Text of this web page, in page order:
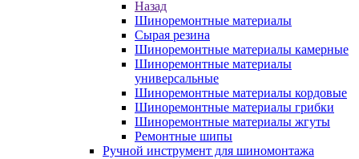
Назад
Шиноремонтные материалы
Сырая резина
Шиноремонтные материалы камерные
Шиноремонтные материалы
универсальные
Шиноремонтные материалы кордовые
Шиноремонтные материалы грибки
Шиноремонтные материалы жгуты
Ремонтные шипы
Ручной инструмент для шиномонтажа